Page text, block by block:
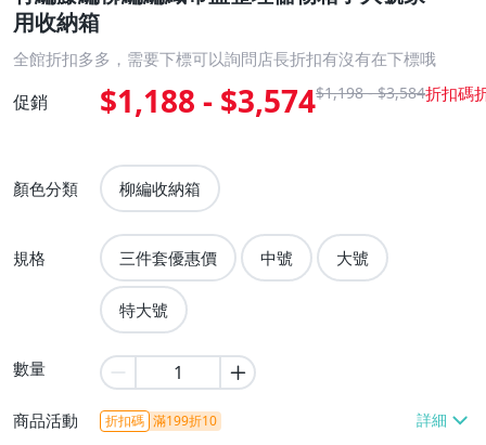
用收納箱
全館折扣多多，需要下標可以詢問店長折扣有沒有在下標哦
促銷 $1,188 - $3,574$1,198 - $3,584
顏色分類 柳編收納箱
規格 三件套優惠價 中號 大號
特大號
數量
商品活動 折扣碼 滿199折10